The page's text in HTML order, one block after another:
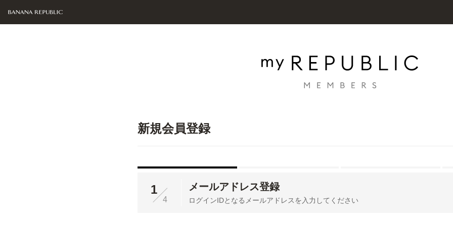
新規会員登録
4
1 メールアドレス登録
ログインIDとなるメールアドレスを入力してください